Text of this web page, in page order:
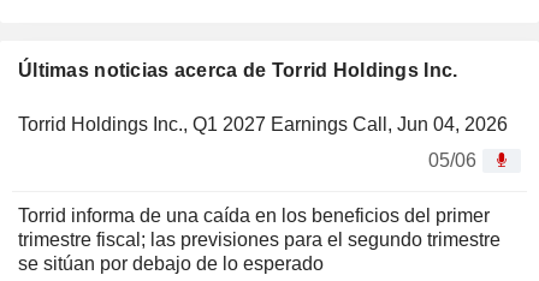
Últimas noticias acerca de Torrid Holdings Inc.
Torrid Holdings Inc., Q1 2027 Earnings Call, Jun 04, 2026
05/06
Torrid informa de una caída en los beneficios del primer
trimestre fiscal; las previsiones para el segundo trimestre
se sitúan por debajo de lo esperado